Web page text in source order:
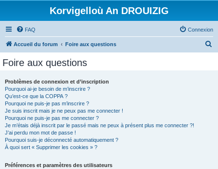
Korvigelloù An DROUIZIG
FAQ Connexion
Accueil du forum Foire aux questions
Foire aux questions
Problèmes de connexion et d’inscription
Pourquoi ai-je besoin de m’inscrire ?
Qu’est-ce que la COPPA ?
Pourquoi ne puis-je pas m’inscrire ?
Je suis inscrit mais je ne peux pas me connecter !
Pourquoi ne puis-je pas me connecter ?
Je m’étais déjà inscrit par le passé mais ne peux à présent plus me connecter ?!
J’ai perdu mon mot de passe !
Pourquoi suis-je déconnecté automatiquement ?
À quoi sert « Supprimer les cookies » ?
Préférences et paramètres des utilisateurs